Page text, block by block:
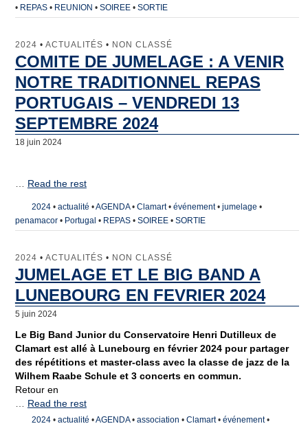
• REPAS• REUNION • SOIREE• SORTIE
2024 • ACTUALITÉS • NON CLASSÉ
COMITE DE JUMELAGE : A VENIR
NOTRE TRADITIONNEL REPAS
PORTUGAIS – VENDREDI 13
SEPTEMBRE 2024
18 juin 2024
… Read the rest
2024• actualité •AGENDA• Clamart• événement• jumelage •
penamacor• Portugal • REPAS• SOIREE• SORTIE
2024 • ACTUALITÉS • NON CLASSÉ
JUMELAGE ET LE BIG BAND A
LUNEBOURG EN FEVRIER 2024
5 juin 2024
Le Big Band Junior du Conservatoire Henri Dutilleux de
Clamart est allé à Lunebourg en février 2024 pour partager
des répétitions et master-class avec la classe de jazz de la
Wilhem Raabe Schule et 3 concerts en commun.
Retour en
… Read the rest
2024• actualité •AGENDA• association • Clamart• événement•